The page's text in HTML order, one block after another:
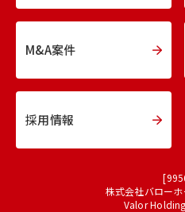
M&A案件
採用情報
株式会社バロー
Valor